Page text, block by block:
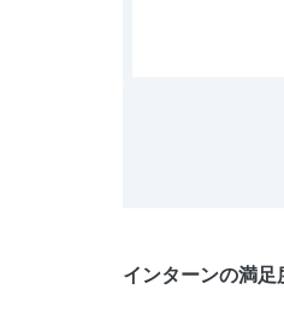
インターンの満